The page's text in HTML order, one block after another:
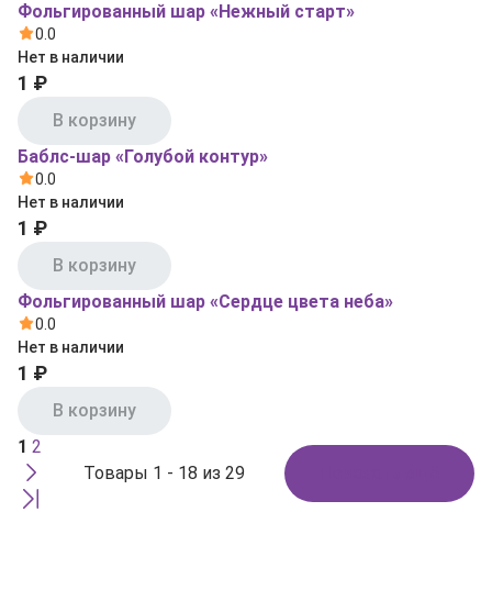
Фольгированный шар «Нежный старт»
0.0
Нет в наличии
1 ₽
В корзину
Баблс-шар «Голубой контур»
0.0
Нет в наличии
1 ₽
В корзину
Фольгированный шар «Сердце цвета неба»
0.0
Нет в наличии
1 ₽
В корзину
Товары 1 - 18 из 29
1 2